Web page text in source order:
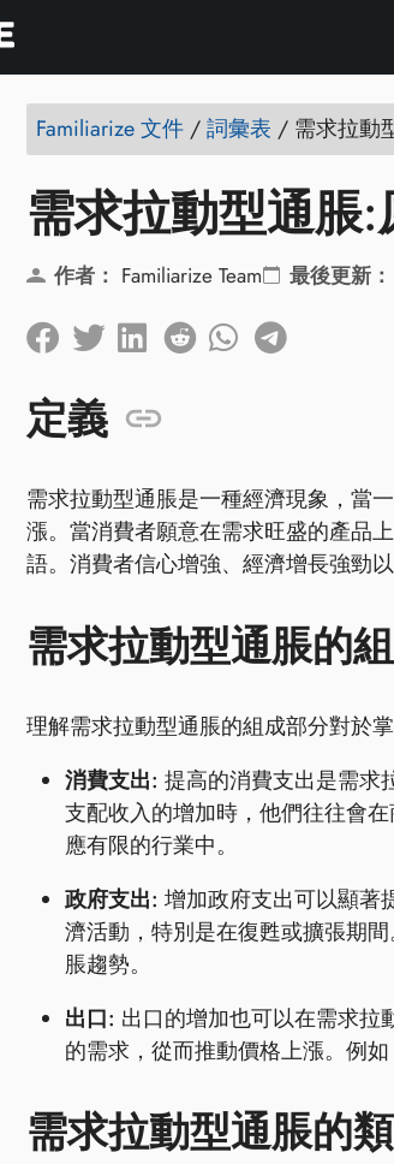
Familiarize 文件 /詞彙表 / 需求拉動
需求拉動型通脹
作者： Familiarize Team 最後更新：
定義
需求拉動型通脹是一種經濟現象，當
漲。當消費者願意在需求旺盛的產品
語。消費者信心增強、經濟增長強勁
需求拉動型通脹的
理解需求拉動型通脹的組成部分對於
消費支出: 提高的消費支出是需求
支配收入的增加時，他們往往會
應有限的行業中。
政府支出: 增加政府支出可以顯著
濟活動，特別是在復甦或擴張期
脹趨勢。
出口: 出口的增加也可以在需求拉
的需求，從而推動價格上漲。例
需求拉動型通脹的